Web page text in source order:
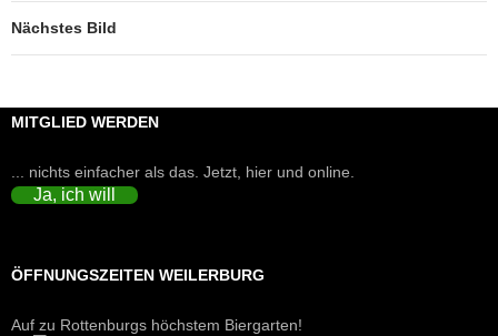
Nächstes Bild
MITGLIED WERDEN
... nichts einfacher als das. Jetzt, hier und online.
Ja, ich will
ÖFFNUNGSZEITEN WEILERBURG
Auf zu Rottenburgs höchstem Biergarten!